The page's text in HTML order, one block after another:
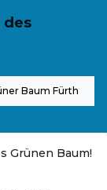
des
Baum Fürth
Grünen Baum!